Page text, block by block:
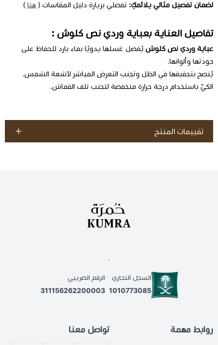
لضمان تفصيل مثالي يلائمكِ: تفضلي بزيارة دليل المقاسات ( هنا )
تفاصيل العناية بعباية وردي نص كلوش :
عباية وردي نص كلوش يُفضل غسلها يدويًا بماء بارد للحفاظ على
جودتها وألوانها.
يُنصح بتجفيفها في الظل وتجنب التعرض المباشر لأشعة الشمس.
الكيّ باستخدام درجة حرارة منخفضة لتجنب تلف القماش.
تقييمات المنتج
السجل التجاري
1010773085
الرقم الضريبي
311156262200003
روابط مهمة تواصل معنا